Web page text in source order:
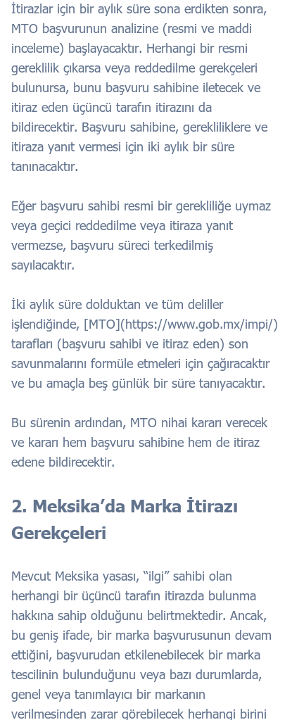
İtirazlar için bir aylık süre sona erdikten sonra,
MTO başvurunun analizine (resmi ve maddi
inceleme) başlayacaktır. Herhangi bir resmi
gereklilik çıkarsa veya reddedilme gerekçeleri
bulunursa, bunu başvuru sahibine iletecek ve
itiraz eden üçüncü tarafın itirazını da
bildirecektir. Başvuru sahibine, gerekliliklere ve
itiraza yanıt vermesi için iki aylık bir süre
tanınacaktır.
Eğer başvuru sahibi resmi bir gerekliliğe uymaz
veya geçici reddedilme veya itiraza yanıt
vermezse, başvuru süreci terkedilmiş
sayılacaktır.
İki aylık süre dolduktan ve tüm deliller
işlendiğinde, [MTO](https://www.gob.mx/impi/)
tarafları (başvuru sahibi ve itiraz eden) son
savunmalarını formüle etmeleri için çağıracaktır
ve bu amaçla beş günlük bir süre tanıyacaktır.
Bu sürenin ardından, MTO nihai kararı verecek
ve kararı hem başvuru sahibine hem de itiraz
edene bildirecektir.
2. Meksika’da Marka İtirazı
Gerekçeleri
Mevcut Meksika yasası, “ilgi” sahibi olan
herhangi bir üçüncü tarafın itirazda bulunma
hakkına sahip olduğunu belirtmektedir. Ancak,
bu geniş ifade, bir marka başvurusunun devam
ettiğini, başvurudan etkilenebilecek bir marka
tescilinin bulunduğunu veya bazı durumlarda,
genel veya tanımlayıcı bir markanın
verilmesinden zarar görebilecek herhangi birini